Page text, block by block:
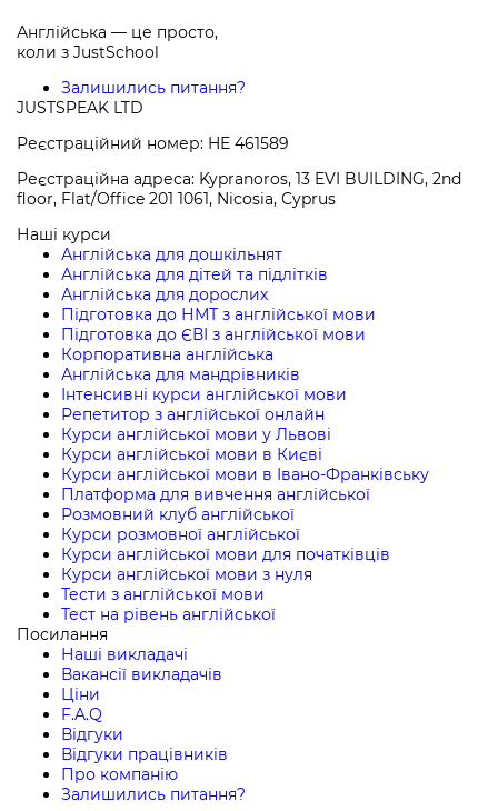
Англійська — це просто,
коли з JustSchool
Залишились питання?
JUSTSPEAK LTD
Реєстраційний номер: HE 461589
Реєстраційна адреса: Kypranoros, 13 EVI BUILDING, 2nd
floor, Flat/Office 201 1061, Nicosia, Cyprus
Наші курси
Англійська для дошкільнят
Англійська для дітей та підлітків
Англійська для дорослих
Підготовка до НМТ з англійської мови
Підготовка до ЄВІ з англійської мови
Корпоративна англійська
Англійська для мандрівників
Інтенсивні курси англійської мови
Репетитор з англійської онлайн
Курси англійської мови у Львові
Курси англійської мови в Києві
Курси англійської мови в Івано-Франківську
Платформа для вивчення англійської
Розмовний клуб англійської
Курси розмовної англійської
Курси англійської мови для початківців
Курси англійської мови з нуля
Тести з англійської мови
Тест на рівень англійської
Посилання
Наші викладачі
Вакансії викладачів
Ціни
F.A.Q
Відгуки
Відгуки працівників
Про компанію
Залишились питання?